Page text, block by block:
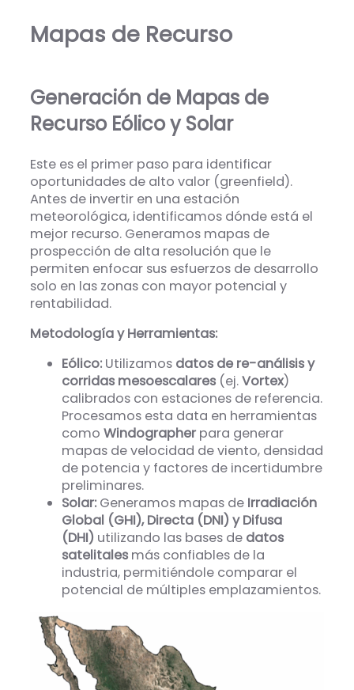
Mapas de Recurso
Generación de Mapas de
Recurso Eólico y Solar
Este es el primer paso para identificar
oportunidades de alto valor (greenfield).
Antes de invertir en una estación
meteorológica, identificamos dónde está el
mejor recurso. Generamos mapas de
prospección de alta resolución que le
permiten enfocar sus esfuerzos de desarrollo
solo en las zonas con mayor potencial y
rentabilidad.
Metodología y Herramientas:
Eólico: Utilizamos datos de re-análisis y
corridas mesoescalares (ej.Vortex)
calibrados con estaciones de referencia.
Procesamos esta data en herramientas
como Windographer para generar
mapas de velocidad de viento, densidad
de potencia y factores de incertidumbre
preliminares.
Solar: Generamos mapas de Irradiación
Global (GHI), Directa (DNI) y Difusa
(DHI) utilizando las bases de datos
satelitales más confiables de la
industria, permitiéndole comparar el
potencial de múltiples emplazamientos.